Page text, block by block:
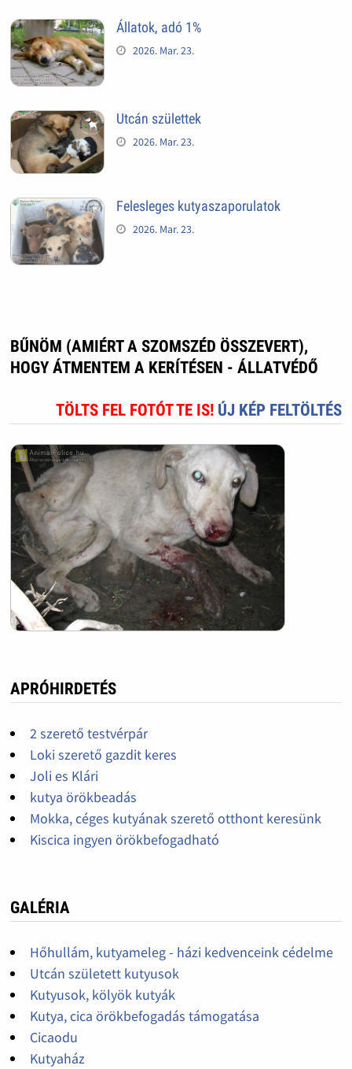
Állatok, adó 1%
2026. Mar. 23.
Utcán születtek
2026. Mar. 23.
Felesleges kutyaszaporulatok
2026. Mar. 23.
BŰNÖM (AMIÉRT A SZOMSZÉD ÖSSZEVERT),
HOGY ÁTMENTEM A KERÍTÉSEN - ÁLLATVÉDŐ
TÖLTS FEL FOTÓT TE IS! ÚJ KÉP FELTÖLTÉS
APRÓHIRDETÉS
2 szerető testvérpár
Loki szerető gazdit keres
Joli es Klári
kutya örökbeadás
Mokka, céges kutyának szerető otthont keresünk
Kiscica ingyen örökbefogadható
GALÉRIA
Hőhullám, kutyameleg - házi kedvenceink cédelme
Utcán született kutyusok
Kutyusok, kölyök kutyák
Kutya, cica örökbefogadás támogatása
Cicaodu
Kutyaház